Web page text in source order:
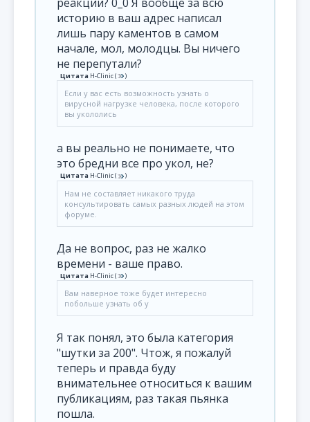
историю в ваш адрес написал
лишь пару каментов в самом
начале, мол, молодцы. Вы ничего
не перепутали?
Цитата H-Clinic( )
Если у вас есть возможность узнать о
вирусной нагрузке человека, после которого
вы укололись
а вы реально не понимаете, что
это бредни все про укол, не?
Цитата H-Clinic( )
Нам не составляет никакого труда
консультировать самых разных людей на этом
форуме.
Да не вопрос, раз не жалко
времени - ваше право.
Цитата H-Clinic( )
Вам наверное тоже будет интересно
побольше узнать об у
Я так понял, это была категория
"шутки за 200". Чтож, я пожалуй
теперь и правда буду
внимательнее относиться к вашим
публикациям, раз такая пьянка
пошла.